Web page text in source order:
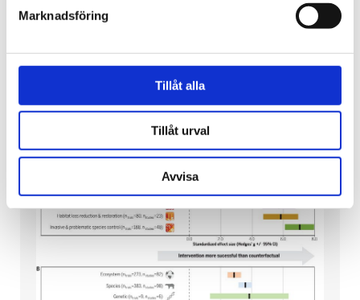
Marknadsföring
Tillåt alla
Tillåt urval
Avvisa
Den 3-11 augusti genomfördes den 16:de
Götalandsregionens temavecka om havsmiljö. På...
Läs mer